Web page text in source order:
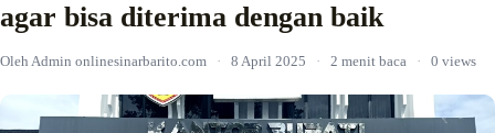
agar bisa diterima dengan baik
Oleh Admin onlinesinarbarito.com · 8 April 2025 · 2 menit baca · 0 views